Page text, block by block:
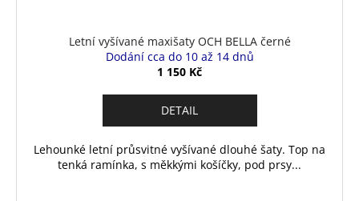
Letní vyšívané maxišaty OCH BELLA černé
Dodání cca do 10 až 14 dnů
1 150 Kč
DETAIL
Lehounké letní průsvitné vyšívané dlouhé šaty. Top na
tenká ramínka, s měkkými košíčky, pod prsy...